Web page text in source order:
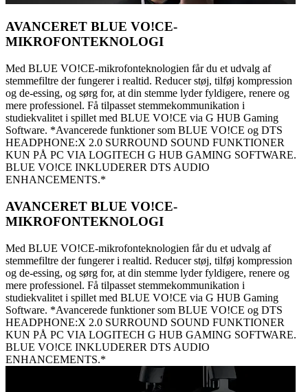
AVANCERET BLUE VO!CE-
MIKROFONTEKNOLOGI
Med BLUE VO!CE-mikrofonteknologien får du et udvalg af
stemmefiltre der fungerer i realtid. Reducer støj, tilføj kompression
og de-essing, og sørg for, at din stemme lyder fyldigere, renere og
mere professionel. Få tilpasset stemmekommunikation i
studiekvalitet i spillet med BLUE VO!CE via G HUB Gaming
Software. *Avancerede funktioner som BLUE VO!CE og DTS
HEADPHONE:X 2.0 SURROUND SOUND FUNKTIONER
KUN PÅ PC VIA LOGITECH G HUB GAMING SOFTWARE.
BLUE VO!CE INKLUDERER DTS AUDIO
ENHANCEMENTS.*
AVANCERET BLUE VO!CE-
MIKROFONTEKNOLOGI
Med BLUE VO!CE-mikrofonteknologien får du et udvalg af
stemmefiltre der fungerer i realtid. Reducer støj, tilføj kompression
og de-essing, og sørg for, at din stemme lyder fyldigere, renere og
mere professionel. Få tilpasset stemmekommunikation i
studiekvalitet i spillet med BLUE VO!CE via G HUB Gaming
Software. *Avancerede funktioner som BLUE VO!CE og DTS
HEADPHONE:X 2.0 SURROUND SOUND FUNKTIONER
KUN PÅ PC VIA LOGITECH G HUB GAMING SOFTWARE.
BLUE VO!CE INKLUDERER DTS AUDIO
ENHANCEMENTS.*